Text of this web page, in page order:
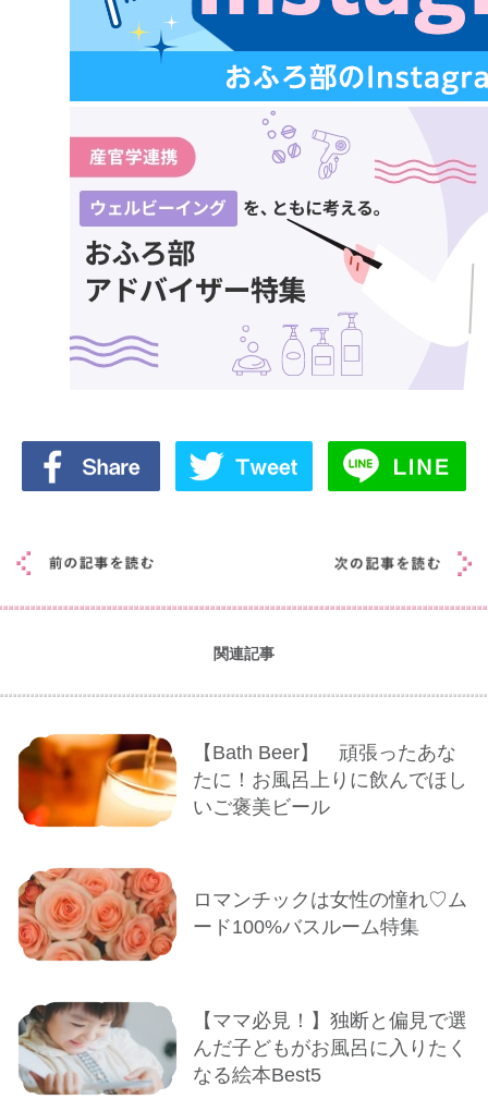
関連記事
【Bath Beer】 頑張ったあな
たに！お風呂上りに飲んでほし
いご褒美ビール
ロマンチックは女性の憧れ♡ム
ード100%バスルーム特集
【ママ必見！】独断と偏見で選
んだ子どもがお風呂に入りたく
なる絵本Best5